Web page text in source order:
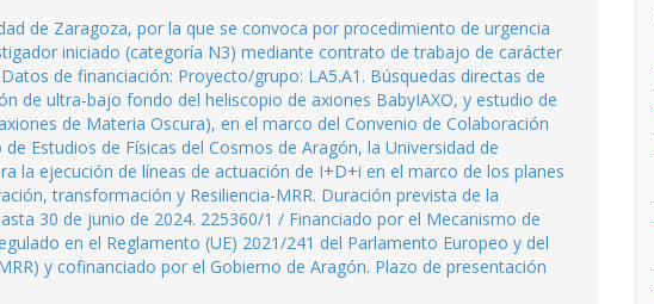
de Zaragoza, por la que se convoca por procedimiento de urgencia
iniciado (categoría N3) mediante contrato de trabajo de carácter
de financiación: Proyecto/grupo: LA5.A1. Búsquedas directas de
de ultra-bajo fondo del heliscopio de axiones BabyIAXO, y estudio de
de Materia Oscura), en el marco del Convenio de Colaboración
Estudios de Físicas del Cosmos de Aragón, la Universidad de
la ejecución de líneas de actuación de I+D+i en el marco de los planes
transformación y Resiliencia-MRR. Duración prevista de la
30 de junio de 2024. 225360/1 / Financiado por el Mecanismo de
en el Reglamento (UE) 2021/241 del Parlamento Europeo y del
y cofinanciado por el Gobierno de Aragón. Plazo de presentación